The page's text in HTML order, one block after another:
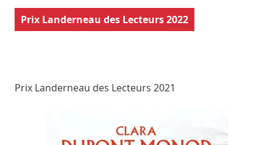
Prix Landerneau des Lecteurs 2022
Prix Landerneau des Lecteurs 2021